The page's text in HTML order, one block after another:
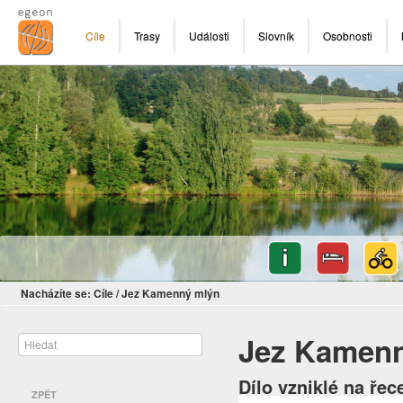
Cíle Trasy Události Slovník Osobnosti
Nacházíte se: Cíle/Jez Kamenný mlýn
ZPĚT
Jez
Dílo vzniklé na